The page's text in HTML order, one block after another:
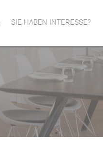
SIE HABEN INTERESSE?